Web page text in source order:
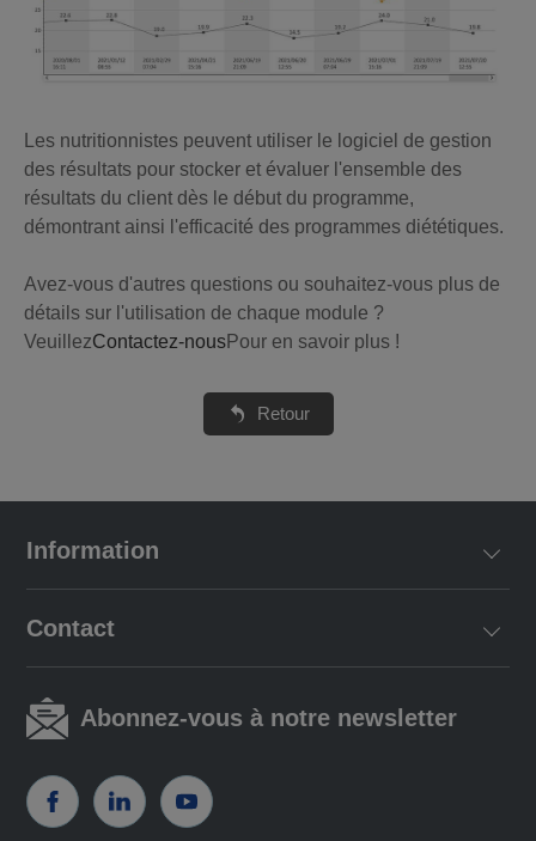
Les nutritionnistes peuvent utiliser le logiciel de gestion
des résultats pour stocker et évaluer l'ensemble des
résultats du client dès le début du programme,
démontrant ainsi l'efficacité des programmes diététiques.
Avez-vous d'autres questions ou souhaitez-vous plus de
détails sur l'utilisation de chaque module ?
VeuillezContactez-nousPour en savoir plus !
Retour
Information
Contact
Abonnez-vous à notre newsletter